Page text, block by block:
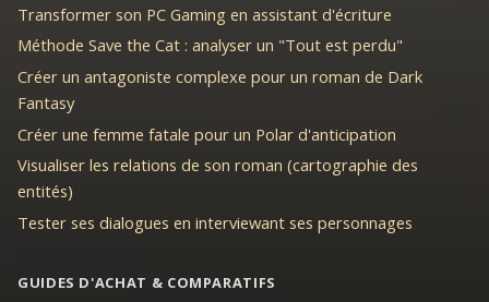
Transformer son PC Gaming en assistant d'écriture
Méthode Save the Cat : analyser un "Tout est perdu"
Créer un antagoniste complexe pour un roman de Dark
Fantasy
Créer une femme fatale pour un Polar d'anticipation
Visualiser les relations de son roman (cartographie des
entités)
Tester ses dialogues en interviewant ses personnages
GUIDES D'ACHAT & COMPARATIFS